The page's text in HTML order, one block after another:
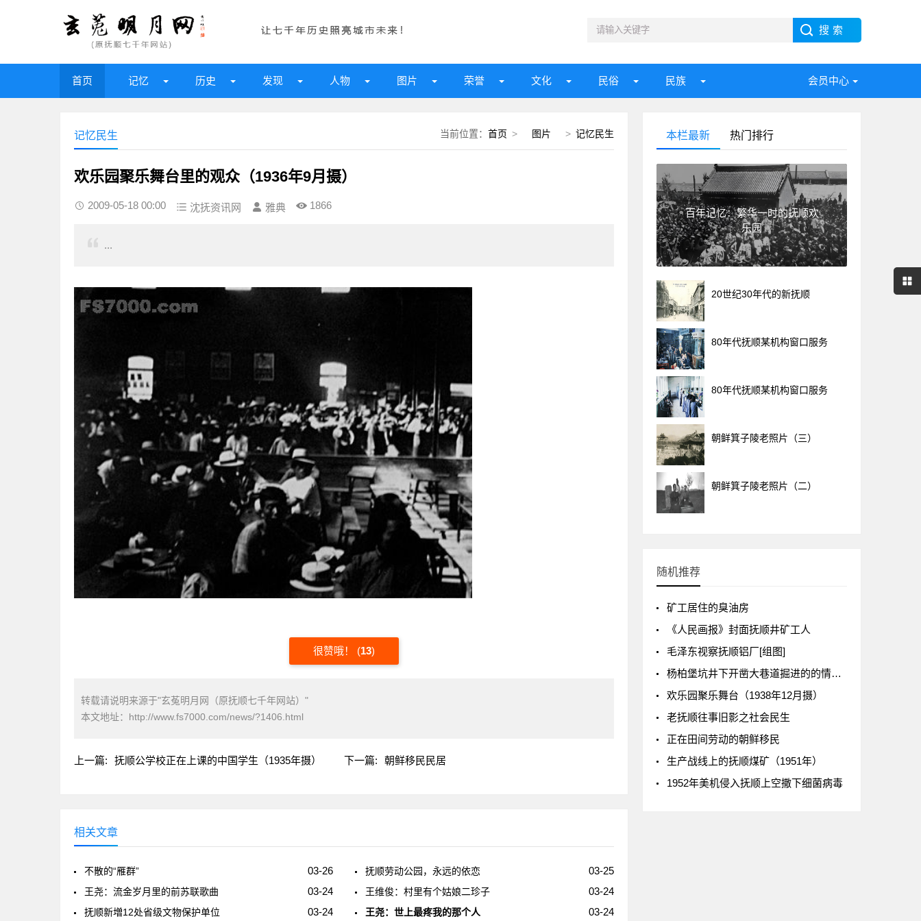
首页 记忆 历史 发现 人物 图片 荣誉 文化 民俗 民族 会员中心
当前位置： 首页 > 图片 > 记忆民生
记忆民生
欢乐园聚乐舞台里的观众（1936年9月摄）
2009-05-18 00:00 沈抚资讯网 雅典 1866
...
很赞哦！ (13)
转载请说明来源于"玄菟明月网（原抚顺七千年网站）"
本文地址： http://www.fs7000.com/news/?1406.html
上一篇: 抚顺公学校正在上课的中国学生（1935年摄） 下一篇: 朝鲜移民民居
相关文章
03-26
不散的“雁群” 03-25
抚顺劳动公园，永远的依恋
03-24
王尧：流金岁月里的前苏联歌曲 03-24
王维俊：村里有个姑娘二珍子
03-24
抚顺新増12处省级文物保护单位 03-24
王尧：世上最疼我的那个人
本栏最新 热门排行
百年记忆：繁华一时的抚顺欢
乐园
20世纪30年代的新抚顺
80年代抚顺某机构窗口服务
80年代抚顺某机构窗口服务
朝鲜箕子陵老照片（三）
朝鲜箕子陵老照片（二）
随机推荐
矿工居住的臭油房
《人民画报》封面抚顺井矿工人
毛泽东视察抚顺铝厂[组图]
杨柏堡坑井下开凿大巷道掘进的的情景。(1921年摄)
欢乐园聚乐舞台（1938年12月摄）
老抚顺往事旧影之社会民生
正在田间劳动的朝鲜移民
生产战线上的抚顺煤矿（1951年）
1952年美机侵入抚顺上空撒下细菌病毒